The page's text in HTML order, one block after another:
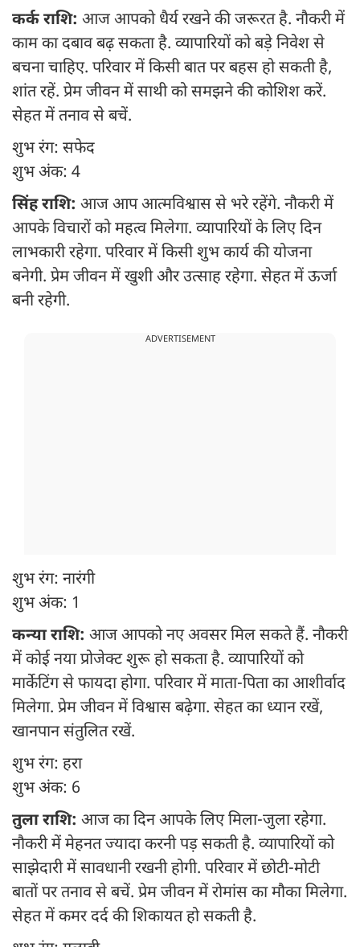
कर्क राशि: आज आपको धैर्य रखने की जरूरत है. नौकरी में
काम का दबाव बढ़ सकता है. व्यापारियों को बड़े निवेश से
बचना चाहिए. परिवार में किसी बात पर बहस हो सकती है,
शांत रहें. प्रेम जीवन में साथी को समझने की कोशिश करें.
सेहत में तनाव से बचें.
शुभ रंग: सफेद
शुभ अंक: 4
सिंह राशि: आज आप आत्मविश्वास से भरे रहेंगे. नौकरी में
आपके विचारों को महत्व मिलेगा. व्यापारियों के लिए दिन
लाभकारी रहेगा. परिवार में किसी शुभ कार्य की योजना
बनेगी. प्रेम जीवन में खुशी और उत्साह रहेगा. सेहत में ऊर्जा
बनी रहेगी.
ADVERTISEMENT
शुभ रंग: नारंगी
शुभ अंक: 1
कन्या राशि: आज आपको नए अवसर मिल सकते हैं. नौकरी
में कोई नया प्रोजेक्ट शुरू हो सकता है. व्यापारियों को
मार्केटिंग से फायदा होगा. परिवार में माता-पिता का आशीर्वाद
मिलेगा. प्रेम जीवन में विश्वास बढ़ेगा. सेहत का ध्यान रखें,
खानपान संतुलित रखें.
शुभ रंग: हरा
शुभ अंक: 6
तुला राशि: आज का दिन आपके लिए मिला-जुला रहेगा.
नौकरी में मेहनत ज्यादा करनी पड़ सकती है. व्यापारियों को
साझेदारी में सावधानी रखनी होगी. परिवार में छोटी-मोटी
बातों पर तनाव से बचें. प्रेम जीवन में रोमांस का मौका मिलेगा.
सेहत में कमर दर्द की शिकायत हो सकती है.